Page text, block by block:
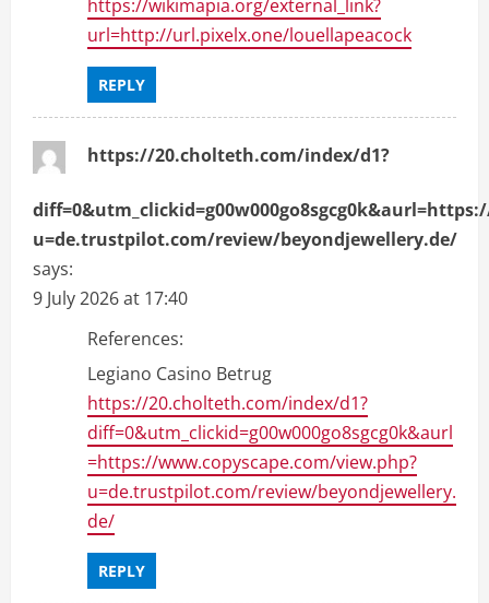
https://wikimapia.org/external_link?
url=http://url.pixelx.one/louellapeacock
REPLY
https://20.cholteth.com/index/d1?
u=de.trustpilot.com/review/beyondjewellery.de/
says:
9 July 2026 at 17:40
References:
Legiano Casino Betrug
https://20.cholteth.com/index/d1?
diff=0&utm_clickid=g00w000go8sgcg0k&aurl
=https://www.copyscape.com/view.php?
u=de.trustpilot.com/review/beyondjewellery.
de/
REPLY